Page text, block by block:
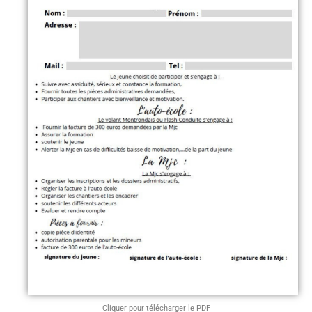
Chantiers éducatifs
Oxyjeune
Programmes Vacances et Mercredis
Contact MJC
Micro-Folie
Cliquer pour télécharger le PDF